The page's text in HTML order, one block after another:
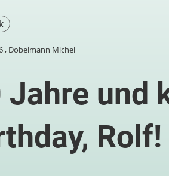
, Dobelmann Michel
Jahre und
Rolf!